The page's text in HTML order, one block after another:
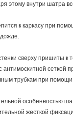
этому внутри шатра
к каркасу при
сверху пришиты
антимоскитной сеткой
трубкам при помощи
особенностью
жесткой